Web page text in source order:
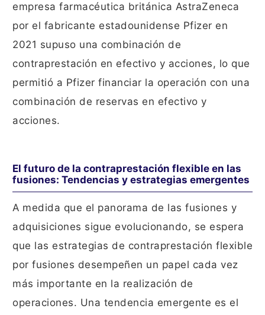
empresa farmacéutica británica AstraZeneca
por el fabricante estadounidense Pfizer en
2021 supuso una combinación de
contraprestación en efectivo y acciones, lo que
permitió a Pfizer financiar la operación con una
combinación de reservas en efectivo y
acciones.
El futuro de la contraprestación flexible en las
fusiones: Tendencias y estrategias emergentes
A medida que el panorama de las fusiones y
adquisiciones sigue evolucionando, se espera
que las estrategias de contraprestación flexible
por fusiones desempeñen un papel cada vez
más importante en la realización de
operaciones. Una tendencia emergente es el